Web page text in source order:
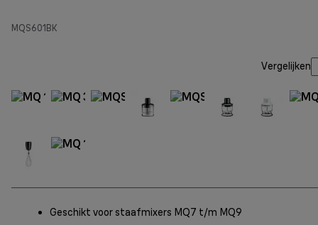
MQS601BK
Vergelijken
Geschikt voor staafmixers MQ7 t/m MQ9